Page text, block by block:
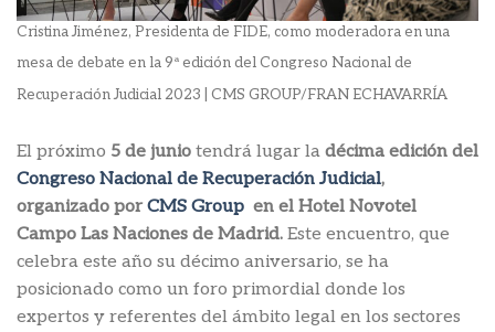
Cristina Jiménez, Presidenta de FIDE, como moderadora en una
mesa de debate en la 9ª edición del Congreso Nacional de
Recuperación Judicial 2023 | CMS GROUP/FRAN ECHAVARRÍA
El próximo 5 de junio tendrá lugar la décima edición del
Congreso Nacional de Recuperación Judicial,
organizado por CMS Group en el Hotel Novotel
Campo Las Naciones de Madrid. Este encuentro, que
celebra este año su décimo aniversario, se ha
posicionado como un foro primordial donde los
expertos y referentes del ámbito legal en los sectores